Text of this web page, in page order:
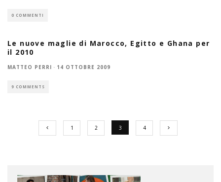
0 COMMENTI
Le nuove maglie di Marocco, Egitto e Ghana per
il 2010
MATTEO PERRI · 14 OTTOBRE 2009
9 COMMENTS
1 2 3 4